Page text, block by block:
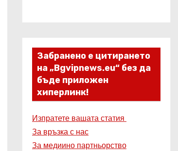
Забранено е цитирането
на „Bgvipnews.eu“ без да
бъде приложен
хиперлинк!
Изпратете вашата статия
За връзка с нас
За медиино партньорство